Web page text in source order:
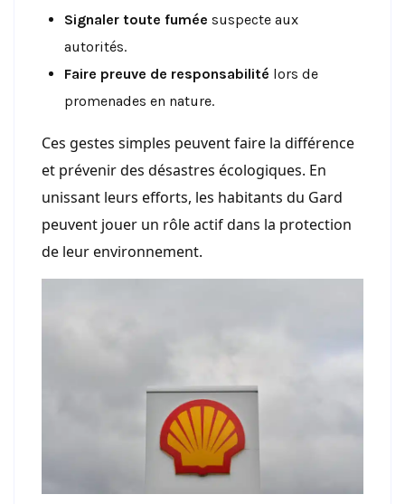
Signaler toute fumée suspecte aux
autorités.
Faire preuve de responsabilité lors de
promenades en nature.
Ces gestes simples peuvent faire la différence
et prévenir des désastres écologiques. En
unissant leurs efforts, les habitants du Gard
peuvent jouer un rôle actif dans la protection
de leur environnement.